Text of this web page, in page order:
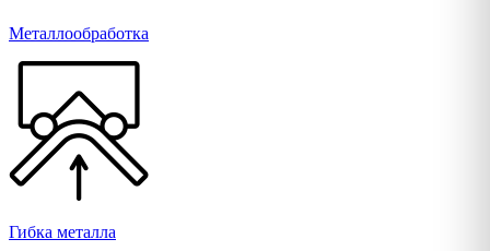
Металлообработка
Гибка металла